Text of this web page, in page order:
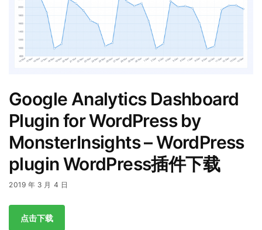
Google Analytics Dashboard
Plugin for WordPress by
MonsterInsights – WordPress
plugin WordPress插件下载
2019 年 3 月 4 日
点击下载